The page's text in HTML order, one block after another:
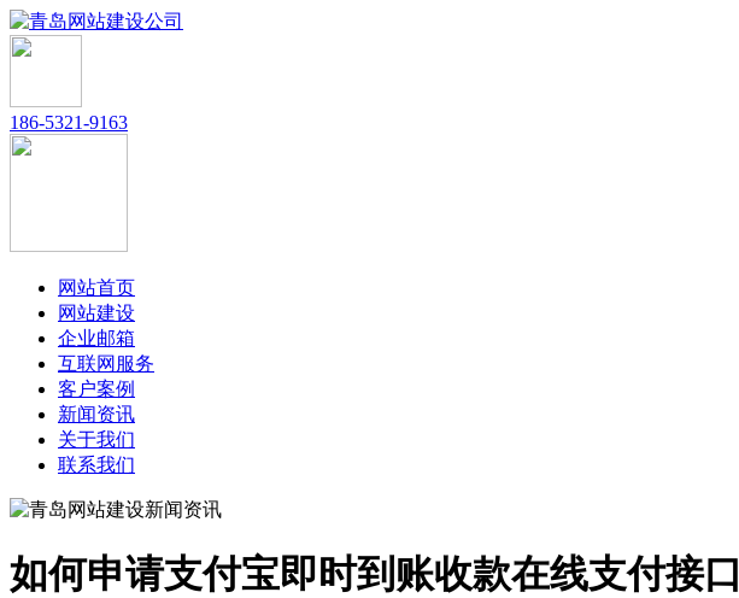
186-5321-9163
网站首页
网站建设
企业邮箱
互联网服务
客户案例
新闻资讯
关于我们
联系我们
如何申请支付宝即时到账收款在线支付接口